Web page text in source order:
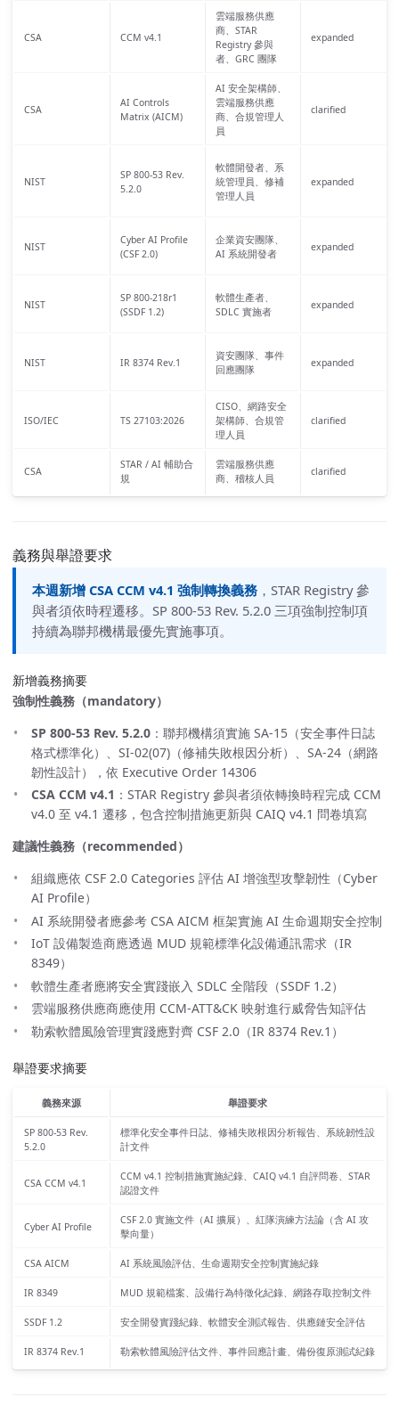
CSA CCM v4.1
雲端服務供應
商、STAR
Registry 參與
者、GRC 團隊
expanded
CSA
AI Controls
Matrix (AICM)
AI 安全架構師、
雲端服務供應
商、合規管理人
員
clarified
NIST
SP 800-53 Rev.
5.2.0
軟體開發者、系
統管理員、修補
管理人員
expanded
NIST
Cyber AI Profile
(CSF 2.0)
企業資安團隊、
AI 系統開發者
expanded
NIST
SP 800-218r1
(SSDF 1.2)
軟體生產者、
SDLC 實施者
expanded
NIST IR 8374 Rev.1
資安團隊、事件
回應團隊
expanded
ISO/IEC TS 27103:2026
CISO、網路安全
架構師、合規管
理人員
clarified
CSA
STAR / AI 輔助合
規
雲端服務供應
商、稽核人員
clarified
義務與舉證要求
本週新增 CSA CCM v4.1 強制轉換義務，STAR Registry 參
與者須依時程遷移。SP 800-53 Rev. 5.2.0 三項強制控制項
持續為聯邦機構最優先實施事項。
新增義務摘要
強制性義務（mandatory）
SP 800-53 Rev. 5.2.0 ：聯邦機構須實施 SA-15（安全事件日誌
格式標準化）、SI-02(07)（修補失敗根因分析）、SA-24（網路
韌性設計），依 Executive Order 14306
CSA CCM v4.1 ：STAR Registry 參與者須依轉換時程完成 CCM
v4.0 至 v4.1 遷移，包含控制措施更新與 CAIQ v4.1 問卷填寫
建議性義務（recommended）
組織應依 CSF 2.0 Categories 評估 AI 增強型攻擊韌性（Cyber
AI Profile）
AI 系統開發者應參考 CSA AICM 框架實施 AI 生命週期安全控制
IoT 設備製造商應透過 MUD 規範標準化設備通訊需求（IR
8349）
軟體生產者應將安全實踐嵌入 SDLC 全階段（SSDF 1.2）
雲端服務供應商應使用 CCM-ATT&CK 映射進行威脅告知評估
勒索軟體風險管理實踐應對齊 CSF 2.0（IR 8374 Rev.1）
舉證要求摘要
義務來源 舉證要求
SP 800-53 Rev.
5.2.0
標準化安全事件日誌、修補失敗根因分析報告、系統韌性設
計文件
CSA CCM v4.1
CCM v4.1 控制措施實施紀錄、CAIQ v4.1 自評問卷、STAR
認證文件
Cyber AI Profile
CSF 2.0 實施文件（AI 擴展）、紅隊演練方法論（含 AI 攻
擊向量）
CSA AICM AI 系統風險評估、生命週期安全控制實施紀錄
IR 8349 MUD 規範檔案、設備行為特徵化紀錄、網路存取控制文件
SSDF 1.2 安全開發實踐紀錄、軟體安全測試報告、供應鏈安全評估
IR 8374 Rev.1 勒索軟體風險評估文件、事件回應計畫、備份復原測試紀錄